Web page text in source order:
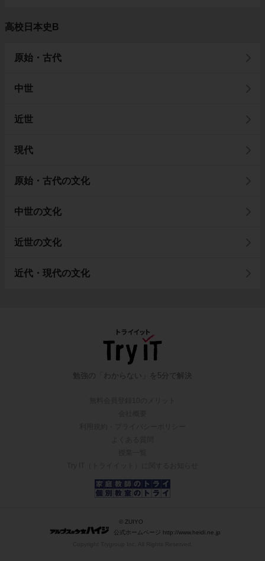
高校日本史B
原始・古代
中世
近世
現代
原始・古代の文化
中世の文化
近世の文化
近代・現代の文化
勉強の「わからない」を5分で解決
© ZUIYO
公式ホームページ http://www.heidi.ne.jp